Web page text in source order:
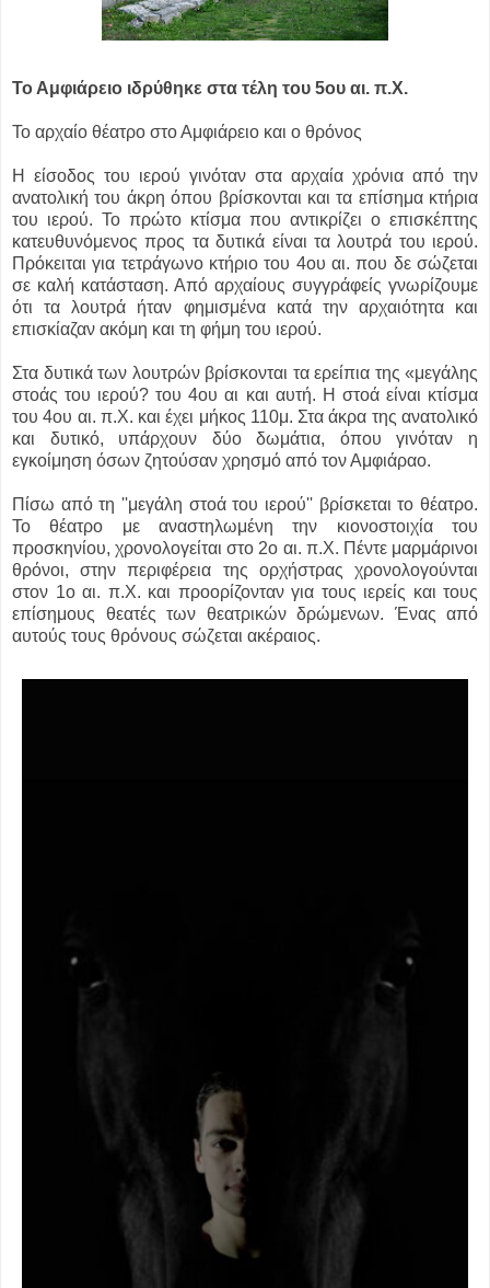
Το Αμφιάρειο ιδρύθηκε στα τέλη του 5ου αι. π.Χ.
Το αρχαίο θέατρο στο Αμφιάρειο και ο θρόνος
Η είσοδος του ιερού γινόταν στα αρχαία χρόνια από την
ανατολική του άκρη όπου βρίσκονται και τα επίσημα κτήρια
του ιερού. Το πρώτο κτίσμα που αντικρίζει ο επισκέπτης
κατευθυνόμενος προς τα δυτικά είναι τα λουτρά του ιερού.
Πρόκειται για τετράγωνο κτήριο του 4ου αι. που δε σώζεται
σε καλή κατάσταση. Από αρχαίους συγγράφείς γνωρίζουμε
ότι τα λουτρά ήταν φημισμένα κατά την αρχαιότητα και
επισκίαζαν ακόμη και τη φήμη του ιερού.
Στα δυτικά των λουτρών βρίσκονται τα ερείπια της «μεγάλης
στοάς του ιερού? του 4ου αι και αυτή. Η στοά είναι κτίσμα
του 4ου αι. π.Χ. και έχει μήκος 110μ. Στα άκρα της ανατολικό
και δυτικό, υπάρχουν δύο δωμάτια, όπου γινόταν η
εγκοίμηση όσων ζητούσαν χρησμό από τον Αμφιάραο.
Πίσω από τη ''μεγάλη στοά του ιερού'' βρίσκεται το θέατρο.
Το θέατρο με αναστηλωμένη την κιονοστοιχία του
προσκηνίου, χρονολογείται στο 2ο αι. π.Χ. Πέντε μαρμάρινοι
θρόνοι, στην περιφέρεια της ορχήστρας χρονολογούνται
στον 1ο αι. π.Χ. και προορίζονταν για τους ιερείς και τους
επίσημους θεατές των θεατρικών δρώμενων. Ένας από
αυτούς τους θρόνους σώζεται ακέραιος.